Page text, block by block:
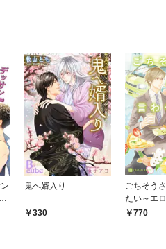
鬼へ婿入り
330
ごちそう
たい～エ
愛情過多
770